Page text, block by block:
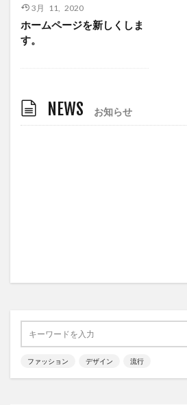
3月 11, 2020
ホームページを新しくしま
す。
NEWS お知らせ
ファッション デザイン 流行